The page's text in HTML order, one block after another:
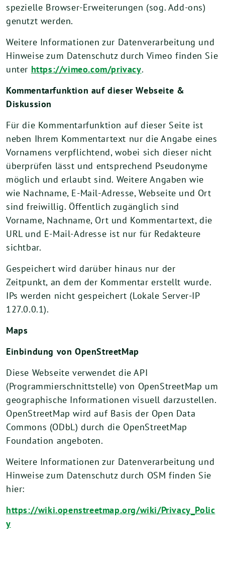
spezielle Browser-Erweiterungen (sog. Add-ons)
genutzt werden.
Weitere Informationen zur Datenverarbeitung und
Hinweise zum Datenschutz durch Vimeo finden Sie
unter https://vimeo.com/privacy.
Kommentarfunktion auf dieser Webseite &
Diskussion
Für die Kommentarfunktion auf dieser Seite ist
neben Ihrem Kommentartext nur die Angabe eines
Vornamens verpflichtend, wobei sich dieser nicht
überprüfen lässt und entsprechend Pseudonyme
möglich und erlaubt sind. Weitere Angaben wie
wie Nachname, E-Mail-Adresse, Webseite und Ort
sind freiwillig. Öffentlich zugänglich sind
Vorname, Nachname, Ort und Kommentartext, die
URL und E-Mail-Adresse ist nur für Redakteure
sichtbar.
Gespeichert wird darüber hinaus nur der
Zeitpunkt, an dem der Kommentar erstellt wurde.
IPs werden nicht gespeichert (Lokale Server-IP
127.0.0.1).
Maps
Einbindung von OpenStreetMap
Diese Webseite verwendet die API
(Programmierschnittstelle) von OpenStreetMap um
geographische Informationen visuell darzustellen.
OpenStreetMap wird auf Basis der Open Data
Commons (ODbL) durch die OpenStreetMap
Foundation angeboten.
Weitere Informationen zur Datenverarbeitung und
Hinweise zum Datenschutz durch OSM finden Sie
hier:
https://wiki.openstreetmap.org/wiki/Privacy_Polic
y